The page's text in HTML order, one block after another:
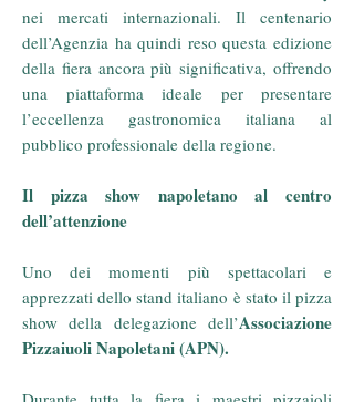
nei mercati internazionali. Il centenario
dell’Agenzia ha quindi reso questa edizione
della fiera ancora più significativa, offrendo
una piattaforma ideale per presentare
l’eccellenza gastronomica italiana al
pubblico professionale della regione.
Il pizza show napoletano al centro
dell’attenzione
Uno dei momenti più spettacolari e
apprezzati dello stand italiano è stato il pizza
show della delegazione dell’Associazione
Pizzaiuoli Napoletani (APN).